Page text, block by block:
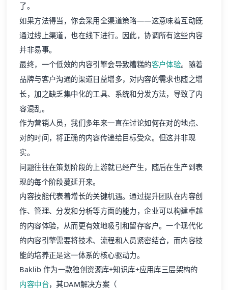
了。
如果方法得当，你会采用全渠道策略——这意味着互动既
通过线上渠道，也在线下进行。因此，协调所有这些内容
并非易事。
最终，一个低效的内容引擎会导致糟糕的客户体验。随着
品牌与客户沟通的渠道日益增多，对内容的需求也随之增
长，加之缺乏集中化的工具、系统和分发方法，导致了内
容混乱。
作为营销人员，我们多年来一直在讨论如何在对的地点、
对的时间，将正确的内容传递给目标受众。但这并非现
实。
问题往往在策划阶段的上游就已经产生，随后在生产到表
现的每个阶段蔓延开来。
内容技能代表着增长的关键机遇。通过提升团队在内容创
作、管理、分发和分析等方面的能力，企业可以构建卓越
的内容体验，从而更有效地吸引和留存客户。一个现代化
的内容引擎需要将技术、流程和人员紧密结合，而内容技
能的培养正是这一体系的核心驱动力。
Baklib 作为一款独创资源库+知识库+应用库三层架构的
内容中台，其DAM解决方案（